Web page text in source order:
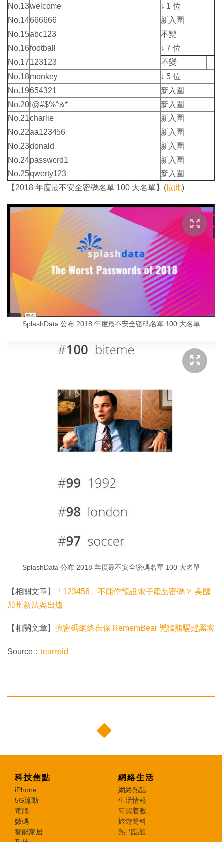
No.13welcome
↓ 1 位
No.14666666
新入圍
No.15abc123
不變
No.16football
↓ 7 位
No.17123123
不變
No.18monkey
↓ 5 位
No.19654321
新入圍
No.20!@#$%^&*
新入圍
No.21charlie
新入圍
No.22aa123456
新入圍
No.23donald
新入圍
No.24password1
新入圍
No.25qwerty123
新入圍
【2018 年度最不安全密碼名單 100 大名單】(按此)
SplashData 公布 2018 年度最不安全密碼名單 100 大名單
SplashData 公布 2018 年度最不安全密碼名單 100 大名單
【相關文章】
「123456」不能作預設電子產品密碼？ 美國
加州新法案出爐
【相關文章】 強密碼網絡自保 RememBear 兇猛熊驅趕黑客
Source： teamsid
科技焦點
iPhone
5G流動
電腦
數碼
智能家居
網絡生活
網絡熱話
生活情報
筍買着數
旅遊筍料
熱門話題